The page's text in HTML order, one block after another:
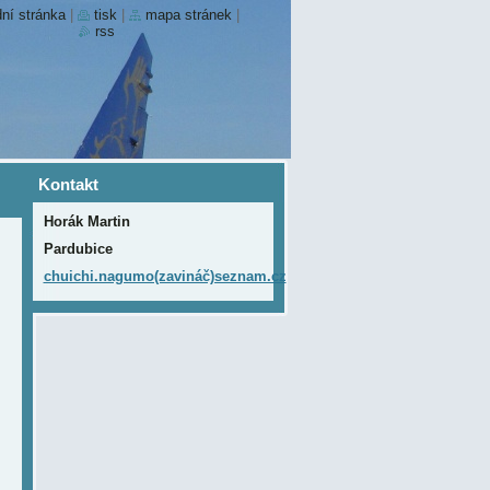
Kontakt
Horák Martin
Pardubice
chuichi.nagumo(zavináč)seznam.cz
stránka tisk mapa stránek
rss